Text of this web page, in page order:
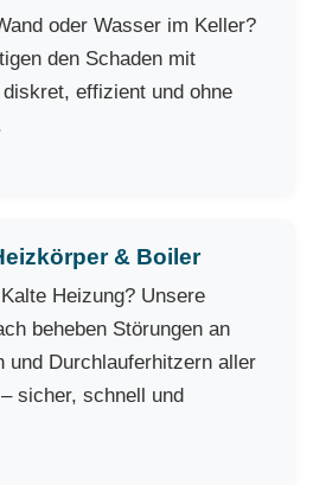
oder Wasser im Keller?
den Schaden mit
effizient und ohne
& Boiler
Heizung? Unsere
beheben Störungen an
und Durchlauferhitzern aller
sicher, schnell und